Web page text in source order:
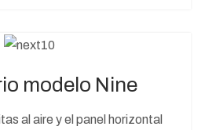
modelo Nine
al aire y el panel horizontal